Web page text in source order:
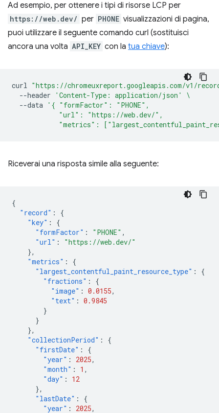
Ad esempio, per ottenere i tipi di risorse LCP per
https://web.dev/ per PHONE visualizzazioni di pagina,
puoi utilizzare il seguente comando curl (sostituisci
ancora una volta API_KEY con la tua chiave):
curl "https://chromeuxreport.googleapis.com/v1/
--header
'Content-Type: application/json'
\
--data '{ "formFactor": "PHONE",
            "url": "https://web.dev/",
"metrics":
Riceverai una risposta simile alla seguente:
{
"record" :
{
"key" :
{
"formFactor" : "PHONE" ,
"url" :
"https://web.dev/"
},
"metrics" :
{
"largest_contentful_paint_resource_type" :
{
"fractions" :
{
"image" : 0.0155,
"text" : 0.9845
}
}
},
"collectionPeriod" :
{
"firstDate" :
{
"year" : 2025,
"month" : 1 ,
"day" :
12
},
"lastDate" :
{
"year" : 2025,